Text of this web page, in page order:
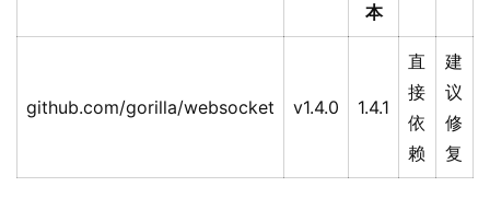
本
github.com/gorilla/websocket v1.4.0 1.4.1
直
接
依
赖
建
议
修
复